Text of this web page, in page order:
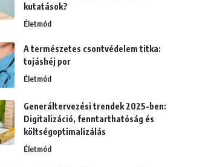
kutatások?
Életmód
A természetes csontvédelem titka:
tojáshéj por
Életmód
Generáltervezési trendek 2025-ben:
Digitalizáció, fenntarthatóság és
költségoptimalizálás
Életmód